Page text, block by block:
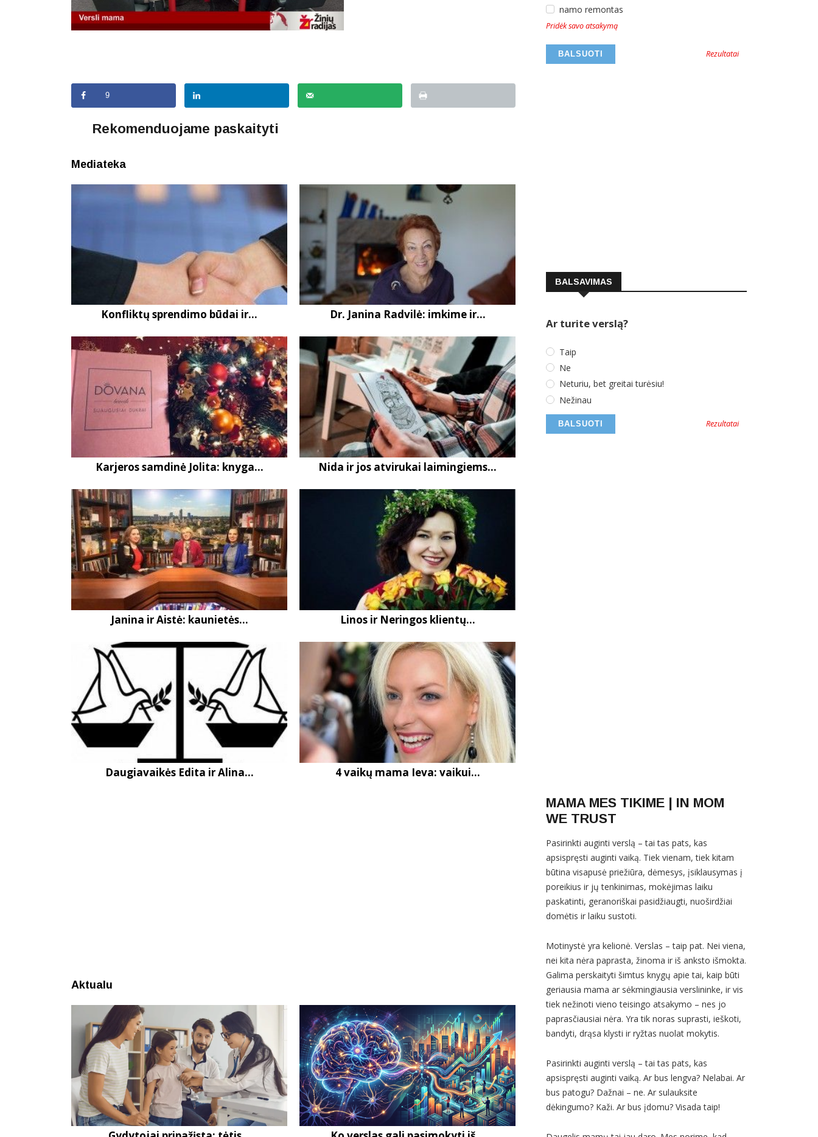
9
Rekomenduojame paskaityti
Mediateka
Konfliktų sprendimo būdai ir... Dr. Janina Radvilė: imkime ir...
Karjeros samdinė Jolita: knyga... Nida ir jos atvirukai laimingiems...
Janina ir Aistė: kaunietės... Linos ir Neringos klientų...
Daugiavaikės Edita ir Alina... 4 vaikų mama Ieva: vaikui...
Aktualu
namo remontas
Pridėk savo atsakymą
Rezultatai
BALSAVIMAS
Ar turite verslą?
Taip
Ne
Neturiu, bet greitai turėsiu!
Nežinau
Rezultatai
MAMA MES TIKIME | IN MOM
WE TRUST
Pasirinkti auginti verslą – tai tas pats, kas
apsispręsti auginti vaiką. Tiek vienam, tiek kitam
būtina visapusė priežiūra, dėmesys, įsiklausymas į
poreikius ir jų tenkinimas, mokėjimas laiku
paskatinti, geranoriškai pasidžiaugti, nuoširdžiai
domėtis ir laiku sustoti.
Motinystė yra kelionė. Verslas – taip pat. Nei viena,
nei kita nėra paprasta, žinoma ir iš anksto išmokta.
Galima perskaityti šimtus knygų apie tai, kaip būti
geriausia mama ar sėkmingiausia verslininke, ir vis
tiek nežinoti vieno teisingo atsakymo – nes jo
paprasčiausiai nėra. Yra tik noras suprasti, ieškoti,
bandyti, drąsa klysti ir ryžtas nuolat mokytis.
Pasirinkti auginti verslą – tai tas pats, kas
apsispręsti auginti vaiką. Ar bus lengva? Nelabai. Ar
bus patogu? Dažnai – ne. Ar sulauksite
dėkingumo? Kaži. Ar bus įdomu? Visada taip!